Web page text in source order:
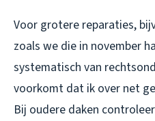
Voor grotere reparaties,
zoals we die in november
systematisch van
voorkomt dat ik over net
Bij oudere daken